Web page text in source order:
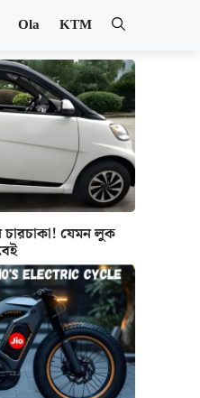
Ola KTM
চারচাকা! যেমন লুক